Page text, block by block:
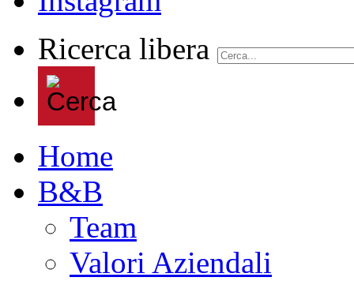
Ricerca libera
Home
B&B
Team
Valori Aziendali